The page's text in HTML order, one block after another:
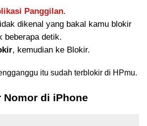
Panggilan.
dikenal yang bakal kamu blokir
beberapa detik.
, kemudian ke Blokir.
itu sudah terblokir di HPmu.
Nomor di iPhone